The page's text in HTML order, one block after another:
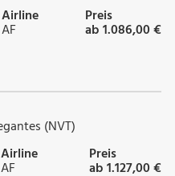
Airline
AF
Preis
ab 1.086,00 €
(NVT)
Airline
AF
Preis
ab 1.127,00 €